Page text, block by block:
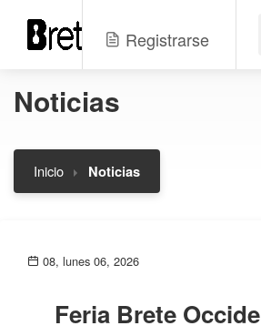
Registrarse
Noticias
Inicio Noticias
08, lunes 06, 2026
Feria Brete